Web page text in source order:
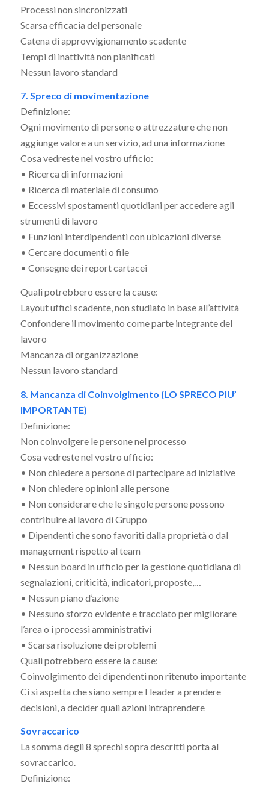
Processi non sincronizzati
Scarsa efficacia del personale
Catena di approvvigionamento scadente
Tempi di inattività non pianificati
Nessun lavoro standard
7. Spreco di movimentazione
Definizione:
Ogni movimento di persone o attrezzature che non
aggiunge valore a un servizio, ad una informazione
Cosa vedreste nel vostro ufficio:
• Ricerca di informazioni
• Ricerca di materiale di consumo
• Eccessivi spostamenti quotidiani per accedere agli
strumenti di lavoro
• Funzioni interdipendenti con ubicazioni diverse
• Cercare documenti o file
• Consegne dei report cartacei
Quali potrebbero essere la cause:
Layout uffici scadente, non studiato in base all’attività
Confondere il movimento come parte integrante del
lavoro
Mancanza di organizzazione
Nessun lavoro standard
8. Mancanza di Coinvolgimento (LO SPRECO PIU’
IMPORTANTE)
Definizione:
Non coinvolgere le persone nel processo
Cosa vedreste nel vostro ufficio:
• Non chiedere a persone di partecipare ad iniziative
• Non chiedere opinioni alle persone
• Non considerare che le singole persone possono
contribuire al lavoro di Gruppo
• Dipendenti che sono favoriti dalla proprietà o dal
management rispetto al team
• Nessun board in ufficio per la gestione quotidiana di
segnalazioni, criticità, indicatori, proposte,…
• Nessun piano d’azione
• Nessuno sforzo evidente e tracciato per migliorare
l’area o i processi amministrativi
• Scarsa risoluzione dei problemi
Quali potrebbero essere la cause:
Coinvolgimento dei dipendenti non ritenuto importante
Ci si aspetta che siano sempre I leader a prendere
decisioni, a decider quali azioni intraprendere
Sovraccarico
La somma degli 8 sprechi sopra descritti porta al
sovraccarico.
Definizione: